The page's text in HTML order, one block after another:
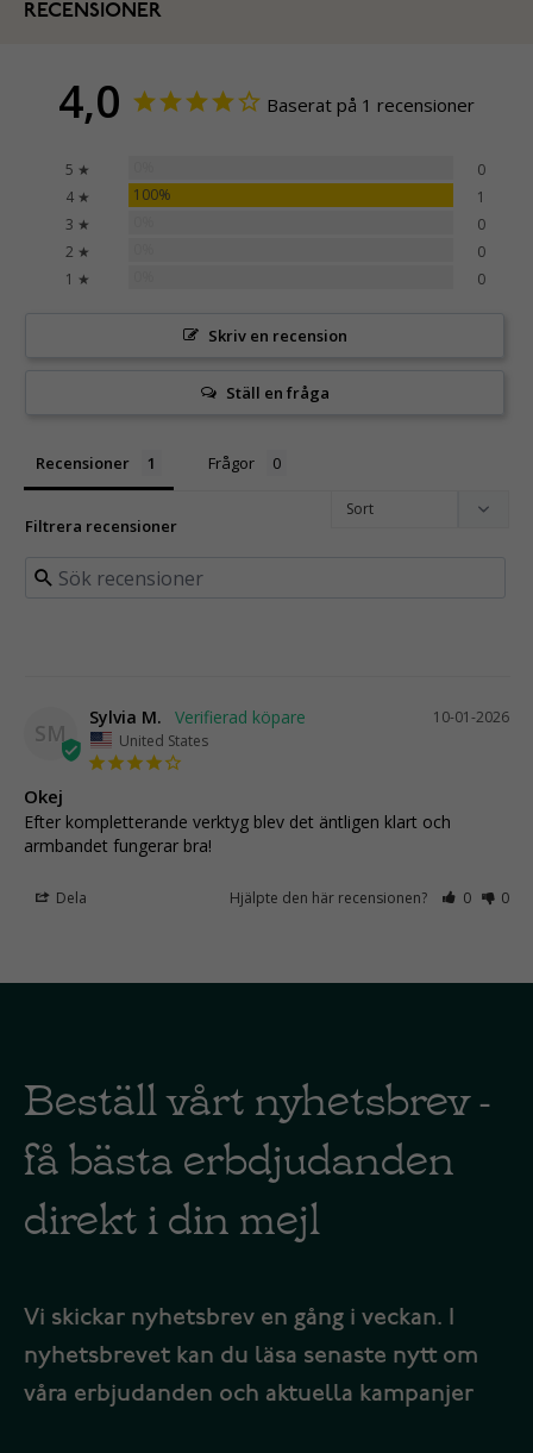
RECENSIONER
4,0 Baserat på 1 recensioner
5 ★
0
4 ★
100%
1
3 ★
0
2 ★
0
1 ★
0
Skriv en recension
Ställ en fråga
Recensioner Frågor
Filtrera recensioner
SM
10-01-2026
Sylvia M.
United States
Okej
Efter kompletterande verktyg blev det äntligen klart och
armbandet fungerar bra!
Dela Hjälpte den här recensionen? 0 0
Beställ vårt nyhetsbrev -
få bästa erbdjudanden
direkt i din mejl
Vi skickar nyhetsbrev en gång i veckan. I
nyhetsbrevet kan du läsa senaste nytt om
våra erbjudanden och aktuella kampanjer